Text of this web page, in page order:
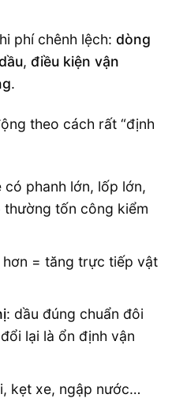
phí chênh lệch: dòng
, điều kiện vận
.
theo cách rất “định
có phanh lớn, lốp lớn,
tốn công kiểm
hơn = tăng trực tiếp vật
: dầu đúng chuẩn đôi
lại là ổn định vận
kẹt xe, ngập nước…